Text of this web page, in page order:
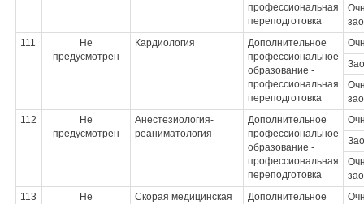
профессиональная
переподготовка
111
Не
предусмотрен
Кардиология
Дополнительное
профессиональное
образование -
профессиональная
переподготовка
112
Не
предусмотрен
Анестезиология-
реаниматология
Дополнительное
профессиональное
образование -
профессиональная
переподготовка
113
Не
Скорая медицинская
Дополнительное